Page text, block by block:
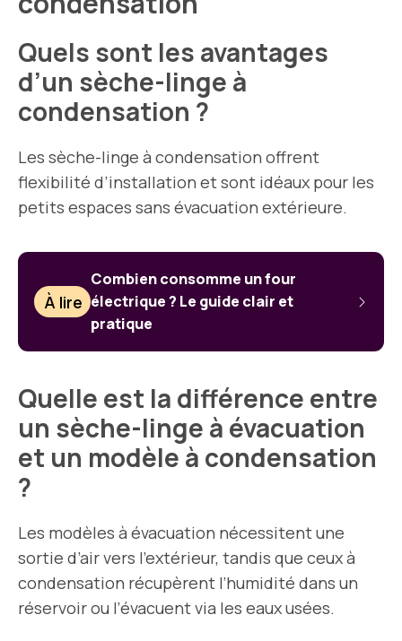
Quels sont les avantages
d’un sèche-linge à
condensation ?
Les sèche-linge à condensation offrent
flexibilité d’installation et sont idéaux pour les
petits espaces sans évacuation extérieure.
À lire
Combien consomme un four
électrique ? Le guide clair et
pratique
Quelle est la différence entre
un sèche-linge à évacuation
et un modèle à condensation
?
Les modèles à évacuation nécessitent une
sortie d’air vers l’extérieur, tandis que ceux à
condensation récupèrent l’humidité dans un
réservoir ou l’évacuent via les eaux usées.